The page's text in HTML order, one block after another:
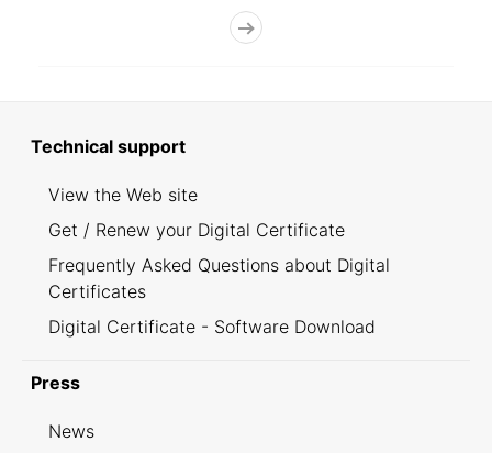
Technical support
View the Web site
Get / Renew your Digital Certificate
Frequently Asked Questions about Digital
Certificates
Digital Certificate - Software Download
Press
News